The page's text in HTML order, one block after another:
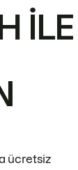
ILE
ücretsiz